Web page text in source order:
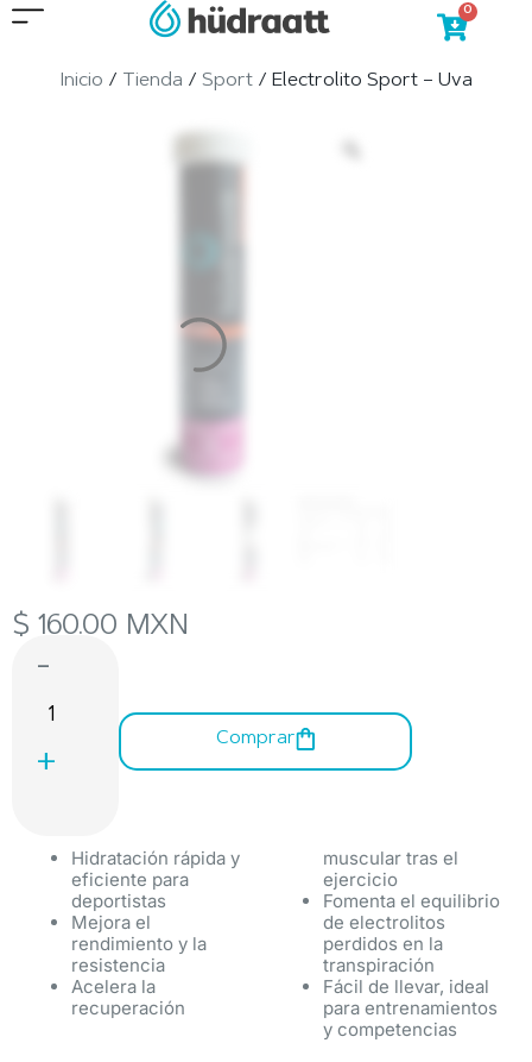
0
Inicio / Tienda / Sport/ Electrolito Sport – Uva
$ 160.00 MXN
-
+
Comprar
Hidratación rápida y
eficiente para
deportistas
Mejora el
rendimiento y la
resistencia
Acelera la
recuperación
muscular tras el
ejercicio
Fomenta el equilibrio
de electrolitos
perdidos en la
transpiración
Fácil de llevar, ideal
para entrenamientos
y competencias